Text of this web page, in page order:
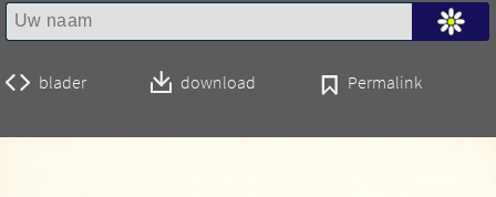
blader download Permalink